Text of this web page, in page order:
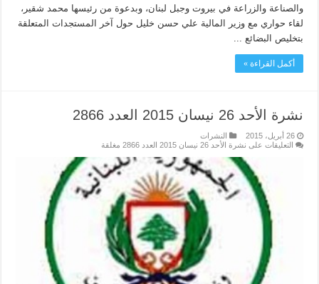
والصناعة والزراعة في بيروت وجبل لبنان، وبدعوة من رئيسها محمد شقير،
لقاء حواري مع وزير المالية علي حسن خليل حول آخر المستجدات المتعلقة
بتخليص البضائع ...
أكمل القراءة »
نشرة الأحد 26 نيسان 2015 العدد 2866
26 أبريل، 2015
النشرات
التعليقات على نشرة الأحد 26 نيسان 2015 العدد 2866 مغلقة